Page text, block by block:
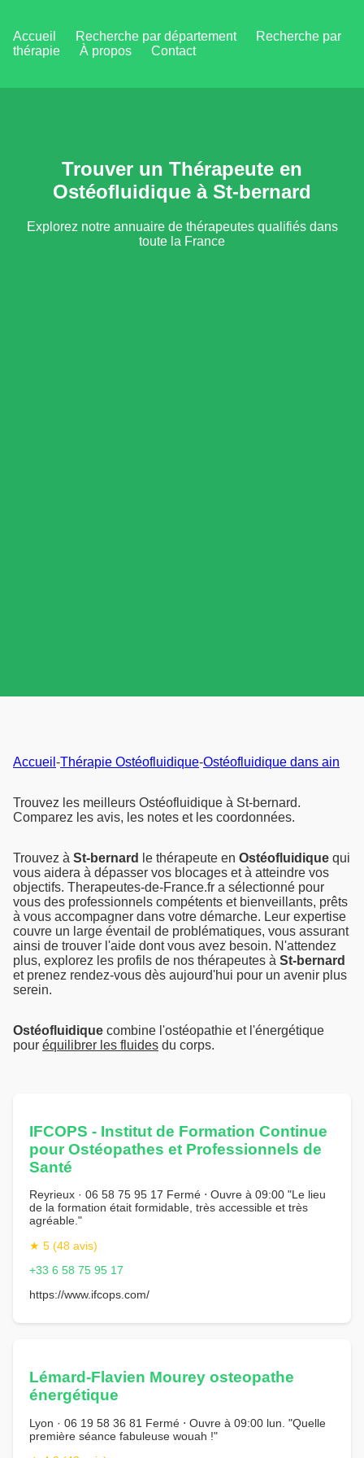
Accueil Recherche par département
Recherche par
thérapie
À propos Contact
Trouver un Thérapeute en
Ostéofluidique à St-bernard
Explorez notre annuaire de thérapeutes qualifiés dans
toute la France
Accueil -Thérapie Ostéofluidique-Ostéofluidique dans ain
Trouvez les meilleurs Ostéofluidique à St-bernard.
Comparez les avis, les notes et les coordonnées.
Trouvez à St-bernard le thérapeute en Ostéofluidique qui
vous aidera à dépasser vos blocages et à atteindre vos
objectifs. Therapeutes-de-France.fr a sélectionné pour
vous des professionnels compétents et bienveillants, prêts
à vous accompagner dans votre démarche. Leur expertise
couvre un large éventail de problématiques, vous assurant
ainsi de trouver l'aide dont vous avez besoin. N'attendez
plus, explorez les profils de nos thérapeutes à St-bernard
et prenez rendez-vous dès aujourd'hui pour un avenir plus
serein.
Ostéofluidique combine l'ostéopathie et l'énergétique
pour équilibrer les fluides du corps.
IFCOPS - Institut de Formation Continue
pour Ostéopathes et Professionnels de
Santé
Reyrieux · 06 58 75 95 17 Fermé ⋅ Ouvre à 09:00 "Le lieu
de la formation était formidable, très accessible et très
agréable."
★ 5 (48 avis)
+33 6 58 75 95 17
https://www.ifcops.com/
Lémard-Flavien Mourey osteopathe
énergétique
Lyon · 06 19 58 36 81 Fermé ⋅ Ouvre à 09:00 lun. "Quelle
première séance fabuleuse wouah !"